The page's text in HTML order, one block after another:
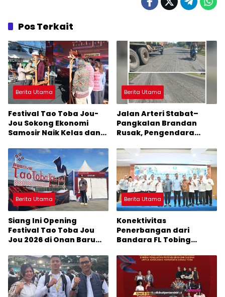
Pos Terkait
Berita Utama
Festival Tao Toba Jou-
Jou Sokong Ekonomi
Samosir Naik Kelas dan
Sumber Pertumbuhan
Ekonomi Baru
Berita Utama
Jalan Arteri Stabat–
Pangkalan Brandan
Rusak, Pengendara
Berita Utama
Siang Ini Opening
Festival Tao Toba Jou
Jou 2026 di Onan Baru
Dihibur Marsada Band
Berita Utama
Konektivitas
Penerbangan dari
Bandara FL Tobing
Jadi Perhatian Anggota
DPR RI Muhammad Lokot
Nasution